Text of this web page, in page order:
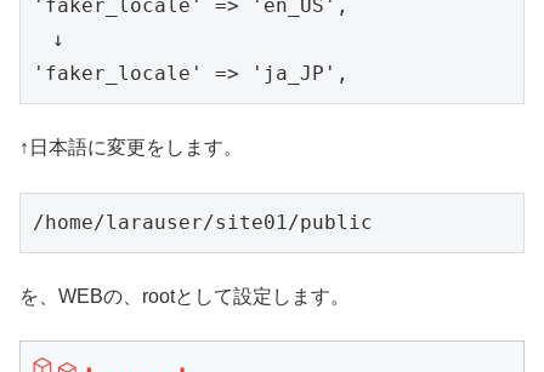
'faker_locale' => 'en_US',
↓
'faker_locale' => 'ja_JP',
↑日本語に変更をします。
/home/larauser/site01/public
を、WEBの、rootとして設定します。